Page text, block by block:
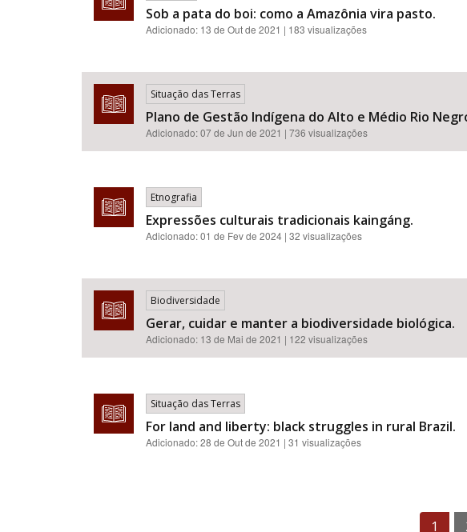
Sob a pata do boi: como a Amazônia vira pasto.
Adicionado: 13 de Out de 2021 | 183 visualizações
Situação das Terras
Plano de Gestão Indígena do Alto e Médio Rio
Adicionado:07 de Jun de 2021 | 736 visualizações
Etnografia
Expressões culturais tradicionais kaingáng.
Adicionado:01 de Fev de 2024 | 32 visualizações
Biodiversidade
Gerar, cuidar e manter a biodiversidade biológica.
Adicionado: 13 de Mai de 2021 | 122 visualizações
Situação das Terras
For land and liberty: black struggles in rural Brazil.
Adicionado:28 de Out de 2021 | 31 visualizações
1